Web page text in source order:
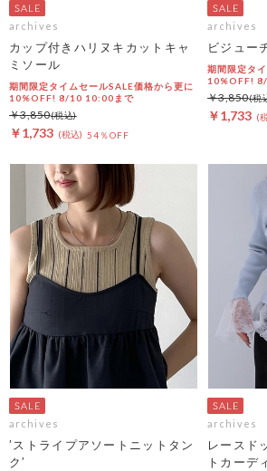
archives
カップ付きハリヌキカットキャ
ミソール
期間限定タイムセールSALE価格から更に
10%OFF! 8/10 10:00まで
￥1,733 54％OFF
￥3,850
archives
ビジュー
期間限定タ
10%OFF!
￥1,733
￥3,850
archives
’ストライプアソートニットタン
ク’
archives
レースド
トカーデ